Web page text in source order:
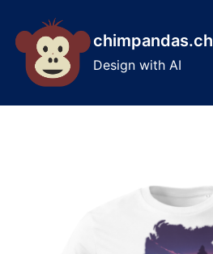
content
chimpandas.ch
Design with AI